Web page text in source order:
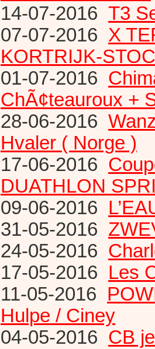
14-07-2016 T3
07-07-2016 X
KORTRIJK-
01-07-2016
ChÃ¢teauroux +
28-06-2016
Hvaler ( Norge )
17-06-2016
DUATHLON
09-06-2016
31-05-2016
24-05-2016
17-05-2016 Les
11-05-2016
Hulpe / Ciney
04-05-2016 CB